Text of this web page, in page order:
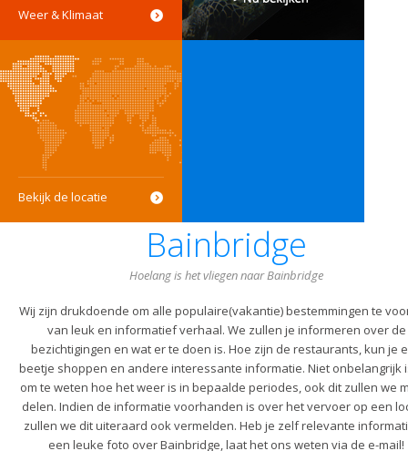
Weer & Klimaat
Bekijk de locatie
Bainbridge
Hoelang is het vliegen naar Bainbridge
Wij zijn drukdoende om alle populaire(vakantie) bestemmingen te
van leuk en informatief verhaal. We zullen je informeren over de
bezichtigingen en wat er te doen is. Hoe zijn de restaurants, kun je
beetje shoppen en andere interessante informatie. Niet onbelangrijk
om te weten hoe het weer is in bepaalde periodes, ook dit zullen we
delen. Indien de informatie voorhanden is over het vervoer op een
zullen we dit uiteraard ook vermelden. Heb je zelf relevante
een leuke foto over Bainbridge, laat het ons weten via de e-mail!